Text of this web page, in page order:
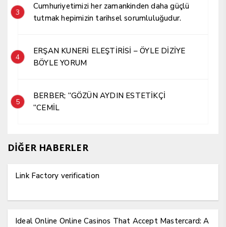
3
Cumhuriyetimizi her zamankinden daha güçlü
tutmak hepimizin tarihsel sorumluluğudur.
4
ERŞAN KUNERİ ELEŞTİRİSİ – ÖYLE DİZİYE
BÖYLE YORUM
5
BERBER; “GÖZÜN AYDIN ESTETİKÇİ
“CEMİL
DİĞER HABERLER
Link Factory verification
Ideal Online Online Casinos That Accept Mastercard: A